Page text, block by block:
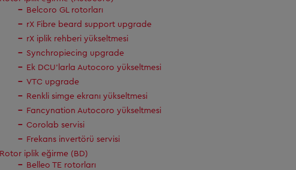
Belcoro GL rotorları
rX Fibre beard support upgrade
rX iplik rehberi yükseltmesi
Synchropiecing upgrade
Ek DCU'larla Autocoro yükseltmesi
VTC upgrade
Renkli simge ekranı yükseltmesi
Fancynation Autocoro yükseltmesi
Corolab servisi
Frekans invertörü servisi
Rotor iplik eğirme (BD)
Belleo TE rotorları